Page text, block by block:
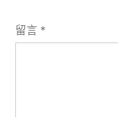
留言 *